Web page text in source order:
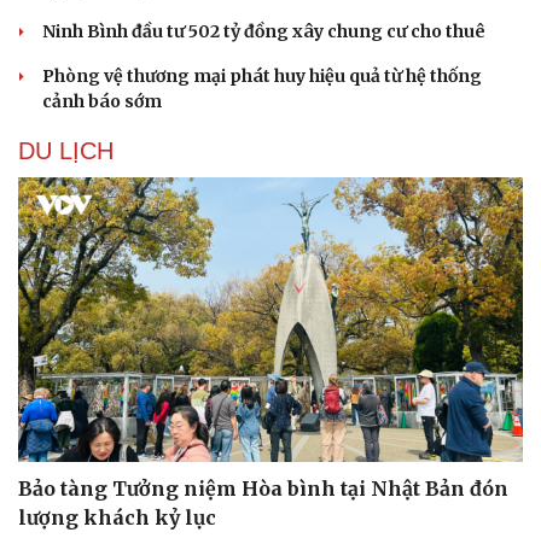
Ninh Bình đầu tư 502 tỷ đồng xây chung cư cho thuê
Phòng vệ thương mại phát huy hiệu quả từ hệ thống
cảnh báo sớm
DU LỊCH
Bảo tàng Tưởng niệm Hòa bình tại Nhật Bản đón
lượng khách kỷ lục